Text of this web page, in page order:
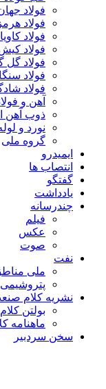
فولاد جهان
فولاد
فولاد
فولاد
فولاد گل
فولاد
فولاد
آهن و
ذوب آهن
نورد و
گروه ملی
ایمیدرو
انتصاب ها
گفتگو
یادداشت
چندرسانه
فیلم
عکس
صوت
نفت
ملی
پتروشیمی
نشریه کلام
بولتن
ماهنامه
سخن سردبیر